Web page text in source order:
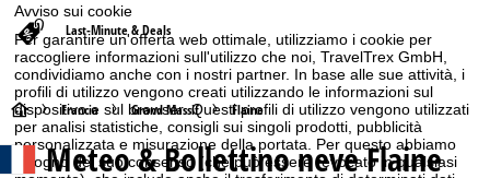
Avviso sui cookie
Per garantire un'offerta web ottimale, utilizziamo i cookie per
raccogliere informazioni sull'utilizzo che noi, TravelTrex GmbH,
condividiamo anche con i nostri partner. In base alle sue attività, i
profili di utilizzo vengono creati utilizzando le informazioni sul
dispositivo e sul browser. Questi profili di utilizzo vengono utilizzati
per analisi statistiche, consigli sui singoli prodotti, pubblicità
personalizzata e misurazione della portata. Per questo abbiamo
bisogno del suo consenso (che può essere revocato in qualsiasi
Last-Minute & Deals
H
o
Francia Grand Massif Flaine
Meteo & Bollettino neve Flaine